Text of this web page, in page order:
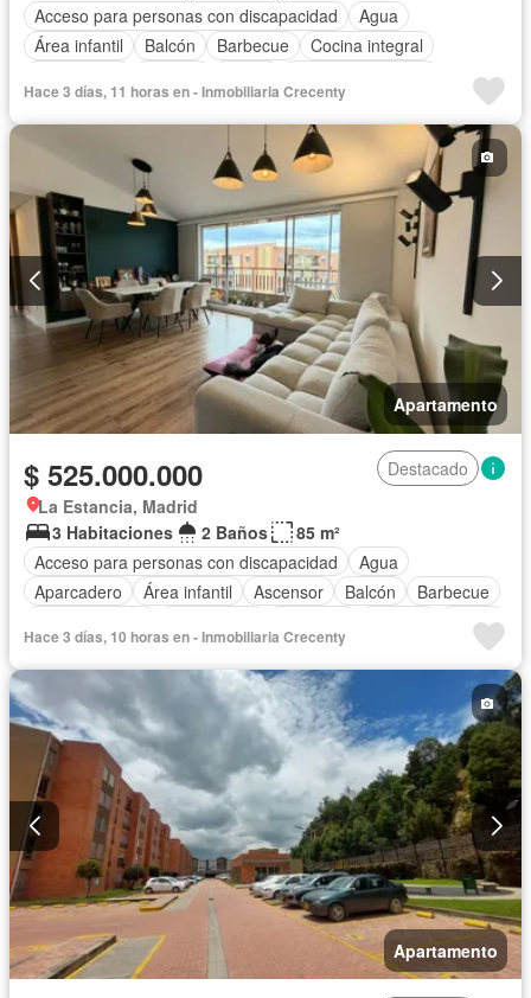
Acceso para personas con discapacidad
Agua
Área infantil
Balcón Barbecue
Cocina integral
Tanque de agua
Vista panorámica Wifi
Hace 3 días, 11 horas en - Inmobiliaria Crecenty
Apartamento
$ 525.000.000
Destacado
La Estancia, Madrid
3 Habitaciones
2 Baños
85 m²
Acceso para personas con discapacidad
Agua
Aparcadero
Área infantil Ascensor Balcón
Barbecue
Jardín
Piscina
Vigilante Sauna Seguridad privada
Hace 3 días, 10 horas en - Inmobiliaria Crecenty
Apartamento